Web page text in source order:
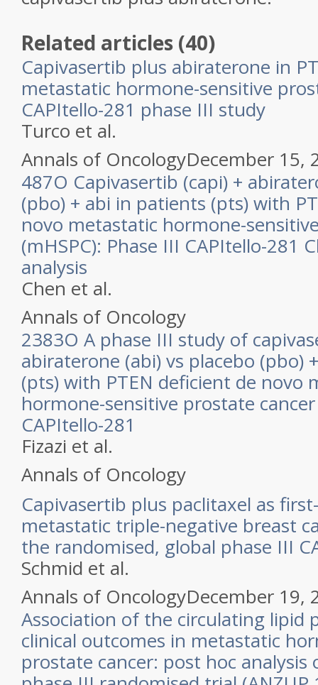
Related articles (40)
Capivasertib plus abiraterone in
metastatic hormone-sensitive
CAPItello-281 phase III study
Turco et al.
Annals of OncologyDecember 15,
487O Capivasertib (capi) +
(pbo) + abi in patients (pts) with
novo metastatic hormone-
(mHSPC): Phase III CAPItello-281
analysis
Chen et al.
Annals of Oncology
2383O A phase III study of
abiraterone (abi) vs placebo (pbo)
(pts) with PTEN deficient de novo
hormone-sensitive prostate cancer
CAPItello-281
Fizazi et al.
Annals of Oncology
Capivasertib plus paclitaxel as
metastatic triple-negative breast
the randomised, global phase III
Schmid et al.
Annals of OncologyDecember 19,
Association of the circulating lipid
clinical outcomes in metastatic
prostate cancer: post hoc analysis